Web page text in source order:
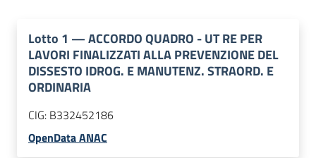
Lotto 1 —ACCORDO QUADRO - UT RE PER
LAVORI FINALIZZATI ALLA PREVENZIONE DEL
DISSESTO IDROG. E MANUTENZ. STRAORD. E
ORDINARIA
CIG: B332452186
OpenData ANAC